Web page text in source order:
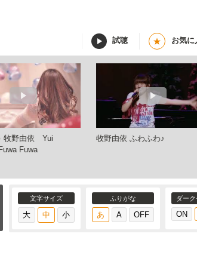
試聴 ★ お気に
牧野由依 Yui
Fuwa
牧野由依 ふわふわ♪
文字サイズ ふりがな ダー